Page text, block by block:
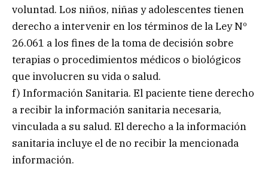
voluntad. Los niños, niñas y adolescentes tienen
derecho a intervenir en los términos de la Ley Nº
26.061 a los fines de la toma de decisión sobre
terapias o procedimientos médicos o biológicos
que involucren su vida o salud.
f) Información Sanitaria. El paciente tiene derecho
a recibir la información sanitaria necesaria,
vinculada a su salud. El derecho a la información
sanitaria incluye el de no recibir la mencionada
información.